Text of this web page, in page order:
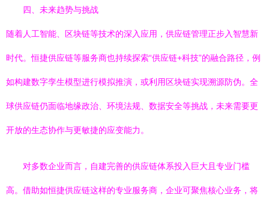
四、未来趋势与挑战
随着人工智能、区块链等技术的深入应用，供应链管理正步入智慧新
时代。恒捷供应链等服务商也持续探索“供应链+科技”的融合路径，例
如构建数字孪生模型进行模拟推演，或利用区块链实现溯源防伪。全
球供应链仍面临地缘政治、环境法规、数据安全等挑战，未来需要更
开放的生态协作与更敏捷的应变能力。
对多数企业而言，自建完善的供应链体系投入巨大且专业门槛
高。借助如恒捷供应链这样的专业服务商，企业可聚焦核心业务，将